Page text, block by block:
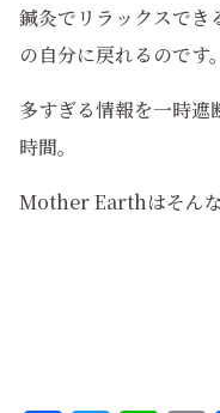
鍼灸でリラックスでき
の自分に戻れるのです。
多すぎる情報を一時遮
時間。
Mother Earthはそんな